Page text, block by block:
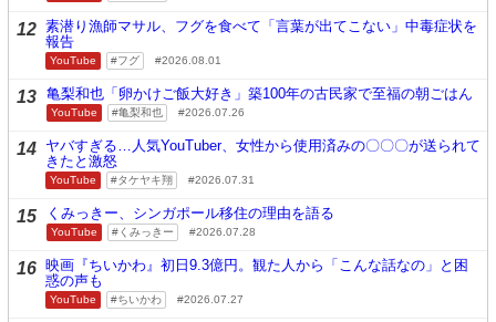
12 素潜り漁師マサル、フグを食べて「言葉が出てこない」中毒症状を
報告
YouTube フグ 2026.08.01
13 亀梨和也「卵かけご飯大好き」築100年の古民家で至福の朝ごはん
YouTube 亀梨和也 2026.07.26
14 ヤバすぎる…人気YouTuber、女性から使用済みの〇〇〇が送られて
きたと激怒
YouTube タケヤキ翔 2026.07.31
15 くみっきー、シンガポール移住の理由を語る
YouTube くみっきー 2026.07.28
16 映画『ちいかわ』初日9.3億円。観た人から「こんな話なの」と困
惑の声も
YouTube ちいかわ 2026.07.27